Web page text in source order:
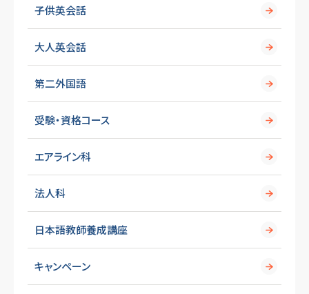
子供英会話
大人英会話
第二外国語
受験・資格コース
エアライン科
法人科
日本語教師養成講座
キャンペーン